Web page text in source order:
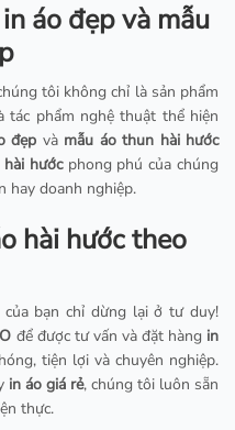
áo đẹp và mẫu
tôi không chỉ là sản phẩm
phẩm nghệ thuật thể hiện
đẹp và mẫu áo thun hài hước
hướcphong phú của chúng
hay doanh nghiệp.
hài hước theo
bạn chỉ dừng lại ở tư duy!
để được tư vấn và đặt hàng in
tiện lợi và chuyên nghiệp.
in áo giá rẻ, chúng tôi luôn sẵn
thực.